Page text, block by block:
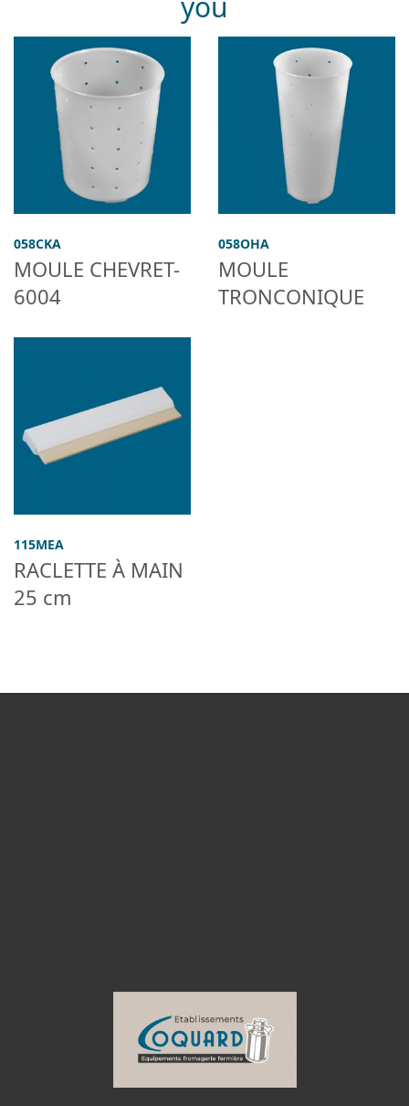
058CKA
MOULE CHEVRET-
6004
058OHA
MOULE
TRONCONIQUE
115MEA
RACLETTE À MAIN
25 cm